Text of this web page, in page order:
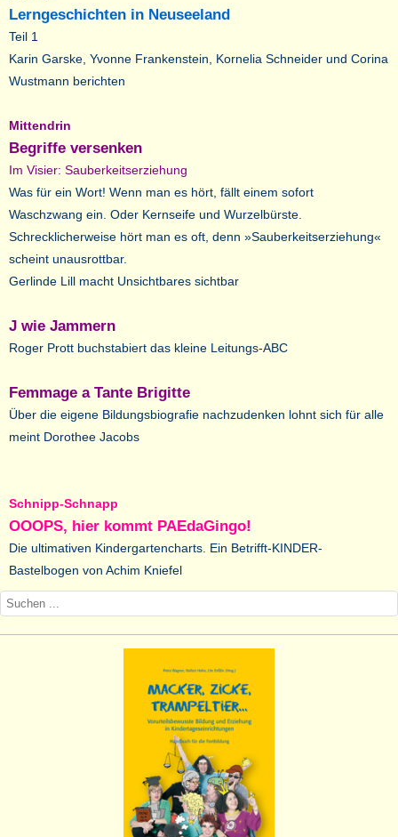
Lerngeschichten in Neuseeland
Teil 1
Karin Garske, Yvonne Frankenstein, Kornelia Schneider und Corina
Wustmann berichten
Mittendrin
Begriffe versenken
Im Visier: Sauberkeitserziehung
Was für ein Wort! Wenn man es hört, fällt einem sofort
Waschzwang ein. Oder Kernseife und Wurzelbürste.
Schrecklicherweise hört man es oft, denn »Sauberkeitserziehung«
scheint unausrottbar.
Gerlinde Lill macht Unsichtbares sichtbar
J wie Jammern
Roger Prott buchstabiert das kleine Leitungs-ABC
Femmage a Tante Brigitte
Über die eigene Bildungsbiografie nachzudenken lohnt sich für alle
meint Dorothee Jacobs
Schnipp-Schnapp
OOOPS, hier kommt PAEdaGingo!
Die ultimativen Kindergartencharts. Ein Betrifft-KINDER-
Bastelbogen von Achim Kniefel